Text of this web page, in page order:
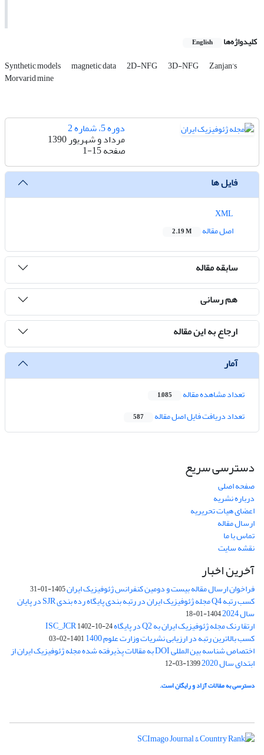
کلیدواژه‌ها English
Synthetic models magnetic data 2D-NFG 3D-NFG Zanjan’s
Morvarid mine
دوره 5، شماره 2
مرداد و شهریور 1390
صفحه1-15
فایل ها
اصل مقاله
2.19 M
سابقه مقاله
هم رسانی
ارجاع به این مقاله
آمار
تعداد مشاهده مقاله 1,085
تعداد دریافت فایل اصل مقاله 587
دسترسی سریع
صفحه اصلی
درباره نشریه
اعضای هیات تحریریه
ارسال مقاله
تماس با ما
نقشه سایت
آخرین اخبار
فراخوان ارسال مقاله بیست و دومین کنفرانس ژئوفیزیک ایران1405-01-31
کسب رتبه Q4 مجله ژئوفیزیک ایران در رتبه بندی پایگاه رده بندی SJR در پایان
سال 2024 1404-01-18
ارتقا رنک مجله ژئوفیزیک ایران به Q2 در پایگاه ISC_JCR 1402-10-24
کسب بالاترین رتبه در ارزیابی نشریات وزارت علوم 1400 1401-02-03
اختصاص شناسه بین المللی DOI به مقالات پذیرفته شده مجله ژئوفیزیک ایران از
ابتدای سال 2020 1399-03-12
دسترسی به مقالات آزاد و رایگان است.